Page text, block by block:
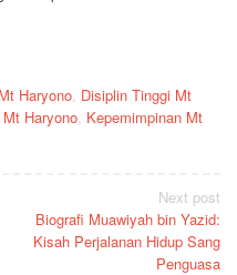
Haryono, Disiplin Tinggi Mt
Mt Haryono, Kepemimpinan Mt
Next post
Biografi Muawiyah bin Yazid:
Kisah Perjalanan Hidup Sang
Penguasa